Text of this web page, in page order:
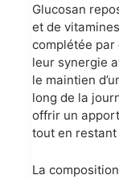
Glucosan
et de
complétée
leur synergie
le maintien
long de la
offrir un
tout en
La